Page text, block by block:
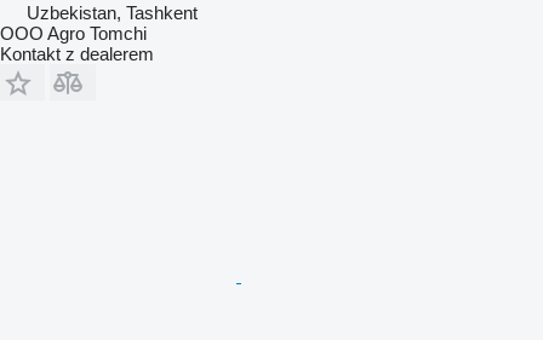
Uzbekistan, Tashkent
OOO Agro Tomchi
Kontakt z dealerem